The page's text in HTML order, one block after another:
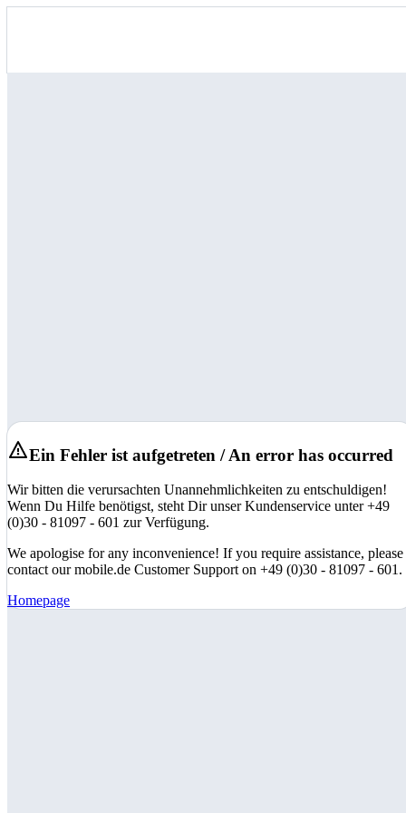
Ein Fehler ist aufgetreten / An error has occurred
Wir bitten die verursachten Unannehmlichkeiten zu entschuldigen!
Wenn Du Hilfe benötigst, steht Dir unser Kundenservice unter +49
(0)30 - 81097 - 601 zur Verfügung.
We apologise for any inconvenience! If you require assistance, please
contact our mobile.de Customer Support on +49 (0)30 - 81097 - 601.
Homepage